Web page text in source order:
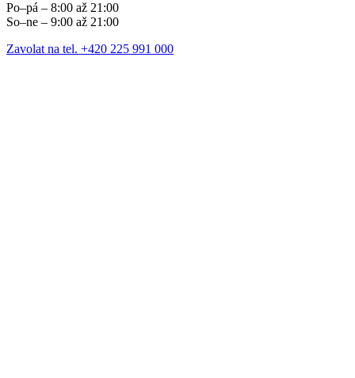
Po–pá – 8:00 až 21:00
So–ne – 9:00 až 21:00
Zavolat na tel. +420 225 991 000